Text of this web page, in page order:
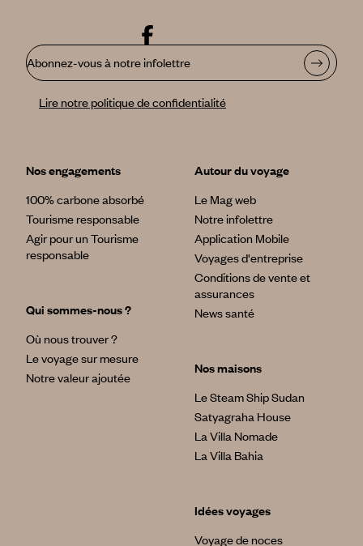
Imaginez un peu la qualité de l'eau pour plonger… Le parc
national de Vatthe quant à lui, regroupe plus de 85% de la
faune et de la flore du Vanuatu et ses fonds marins
comptent 20 spots de plongée fabuleux. L'épave du
appréciée et facilement accessible. Vous l'aurez compris, si
Abonnez-vous à notre infolettre
Lire notre politique de confidentialité
Nos engagements
100% carbone absorbé
Tourisme responsable
Agir pour un Tourisme
responsable
Qui sommes-nous ?
Où nous trouver ?
Le voyage sur mesure
Notre valeur ajoutée
Autour du voyage
Le Mag web
Notre infolettre
Application Mobile
Voyages d'entreprise
Conditions de vente et
assurances
News santé
Nos maisons
Le Steam Ship Sudan
Satyagraha House
La Villa Nomade
La Villa Bahia
Idées voyages
Voyage de noces